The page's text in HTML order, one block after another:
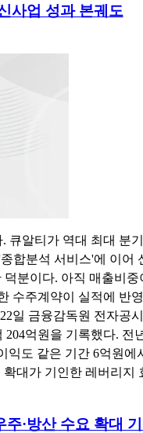
사업 성과 본궤도
큐알티가 역대 최대 분
합분석 서비스'에 이어
분이다. 아직 매출비중
수주계약이 실적에 반
일 금융감독원 전자공
억원을 기록했다. 전
익도 같은 기간 6억원에
대가 기인한 레버리지
·방산 수요 확대